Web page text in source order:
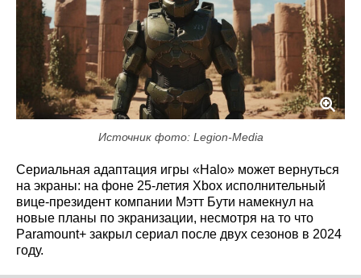
Источник фото: Legion-Media
Сериальная адаптация игры «Halo» может вернуться
на экраны: на фоне 25‑летия Xbox исполнительный
вице-президент компании Мэтт Бути намекнул на
новые планы по экранизации, несмотря на то что
Paramount+ закрыл сериал после двух сезонов в 2024
году.